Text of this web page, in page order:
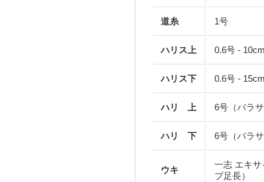
道糸 1号
ハリス上 0.6号 -
ハリス下 0.6号 -
ハリ 上 6号（バラ
ハリ 下 6号（バラ
ウキ
一志 エキ
プ足長）